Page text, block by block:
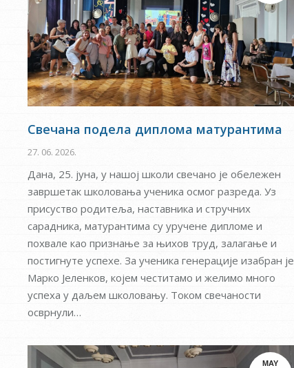
Свечана подела диплома матурантима
27. 06. 2026.
Дана, 25. јуна, у нашој школи свечано је обележен
завршетак школовања ученика осмог разреда. Уз
присуство родитеља, наставника и стручних
сарадника, матурантима су уручене дипломе и
похвале као признање за њихов труд, залагање и
постигнуте успехе. За ученика генерације изабран је
Марко Јеленков, којем честитамо и желимо много
успеха у даљем школовању. Током свечаности
осврнули…
MAY